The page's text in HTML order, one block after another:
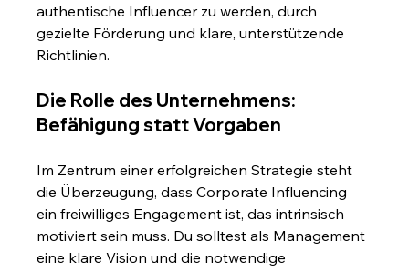
authentische Influencer zu werden, durch
gezielte Förderung und klare, unterstützende
Richtlinien.
Die Rolle des Unternehmens:
Befähigung statt Vorgaben
Im Zentrum einer erfolgreichen Strategie steht
die Überzeugung, dass Corporate Influencing
ein freiwilliges Engagement ist, das intrinsisch
motiviert sein muss. Du solltest als Management
eine klare Vision und die notwendige